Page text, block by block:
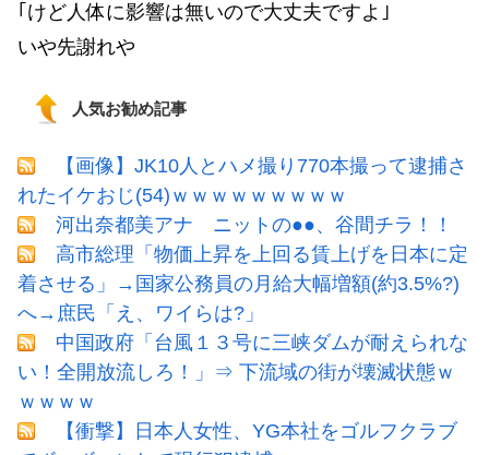
｢けど人体に影響は無いので大丈夫ですよ｣
いや先謝れや
人気お勧め記事
【画像】JK10人とハメ撮り770本撮って逮捕さ
れたイケおじ(54)ｗｗｗｗｗｗｗｗｗ
河出奈都美アナ ニットの●●、谷間チラ！！
高市総理「物価上昇を上回る賃上げを日本に定
着させる」→国家公務員の月給大幅増額(約3.5%?)
へ→庶民「え、ワイらは?」
中国政府「台風１３号に三峡ダムが耐えられな
い！全開放流しろ！」⇒ 下流域の街が壊滅状態ｗ
ｗｗｗｗ
【衝撃】日本人女性、YG本社をゴルフクラブ